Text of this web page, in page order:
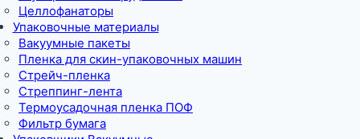
Целлофанаторы
Упаковочные материалы
Вакуумные пакеты
Пленка для скин-упаковочных машин
Стрейч-пленка
Стреппинг-лента
Термоусадочная пленка ПОФ
Фильтр бумага